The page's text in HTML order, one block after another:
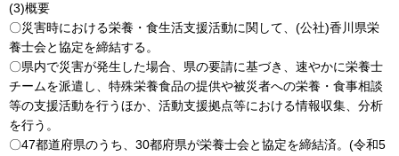
(3)概要
〇災害時における栄養・食生活支援活動に関して、(公社)香川県栄
養士会と協定を締結する。
〇県内で災害が発生した場合、県の要請に基づき、速やかに栄養士
チームを派遣し、特殊栄養食品の提供や被災者への栄養・食事相談
等の支援活動を行うほか、活動支援拠点等における情報収集、分析
を行う。
〇47都道府県のうち、30都府県が栄養士会と協定を締結済。(令和5